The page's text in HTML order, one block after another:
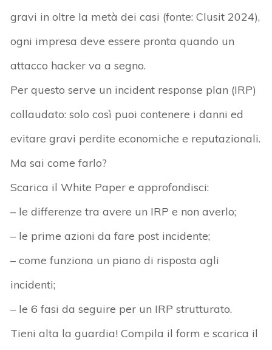
gravi in oltre la metà dei casi (fonte: Clusit 2024),
ogni impresa deve essere pronta quando un
attacco hacker va a segno.
Per questo serve un incident response plan (IRP)
collaudato: solo così puoi contenere i danni ed
evitare gravi perdite economiche e reputazionali.
Ma sai come farlo?
Scarica il White Paper e approfondisci:
– le differenze tra avere un IRP e non averlo;
– le prime azioni da fare post incidente;
– come funziona un piano di risposta agli
incidenti;
– le 6 fasi da seguire per un IRP strutturato.
Tieni alta la guardia! Compila il form e scarica il